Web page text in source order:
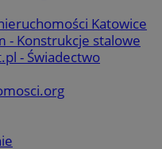
Katowice
- Konstrukcje stalowe
- Świadectwo